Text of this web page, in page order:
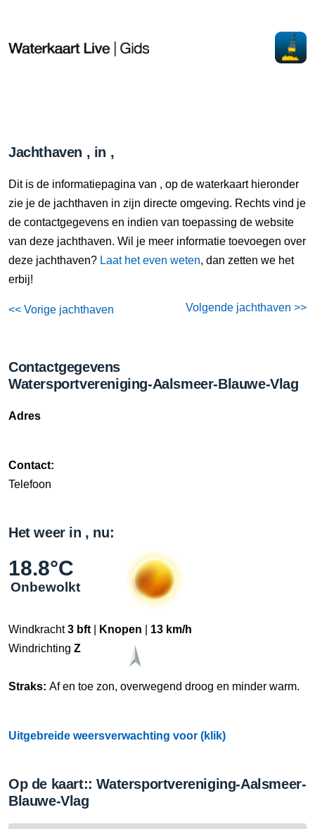
Jachthaven , in ,
Dit is de informatiepagina van , op de waterkaart hieronder
zie je de jachthaven in zijn directe omgeving. Rechts vind je
de contactgegevens en indien van toepassing de website
van deze jachthaven. Wil je meer informatie toevoegen over
deze jachthaven? Laat het even weten, dan zetten we het
erbij!
<< Vorige jachthaven Volgende jachthaven >>
Contactgegevens
Watersportvereniging-Aalsmeer-Blauwe-Vlag
Adres
Contact:
Telefoon
Het weer in , nu:
18.8°C
Onbewolkt
Windkracht3 bft Knopen
13 km/h
Windrichting Z
Straks: Af en toe zon, overwegend droog en minder warm.
Uitgebreide weersverwachting voor (klik)
Op de kaart:: Watersportvereniging-Aalsmeer-
Blauwe-Vlag